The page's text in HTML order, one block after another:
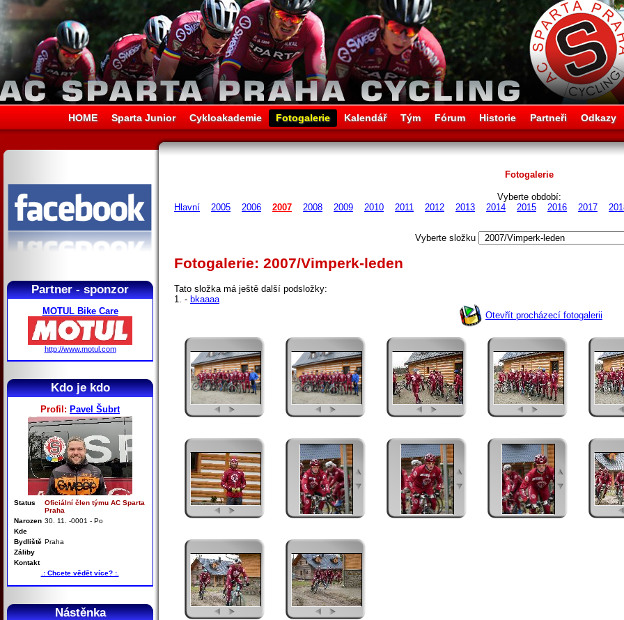
HOME Sparta Junior Cykloakademie Fotogalerie Kalendář Tým Fórum Historie Partneři Odkazy
Partner - sponzor
MOTUL Bike Care
http://www.motul.com
Kdo je kdo
Profil: Pavel Šubrt
Status
Oficiální člen týmu AC Sparta
Praha
Narozen 30. 11. -0001 - Po
Kde
Bydliště Praha
Záliby
Kontakt
.: Chcete vědět více? :.
Nástěnka
Fotogalerie
Vyberte období:
Hlavní
2005 2006 2007 2008 2009 2010 2011 2012 2013 2014 2015 2016 2017
Vyberte složku
Fotogalerie: 2007/Vimperk-leden
Tato složka má ještě další podsložky:
1. - bkaaaa
Otevřít procházecí fotogalerii